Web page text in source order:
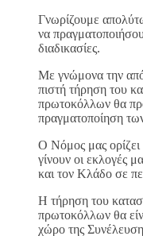
Γνωρίζουμε
να
διαδικασίες.
Με γνώμονα την
πιστή τήρηση του
πρωτοκόλλων θα
πραγματοποίηση
Ο Νόμος μας ορίζει
γίνουν οι εκλογές
και τον Κλάδο σε
Η τήρηση του
πρωτοκόλλων θα
χώρο της